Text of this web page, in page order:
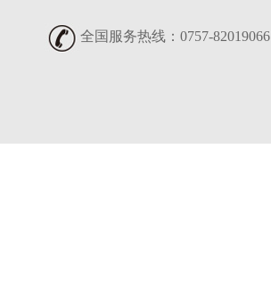
全国服务热线：0757-82019066